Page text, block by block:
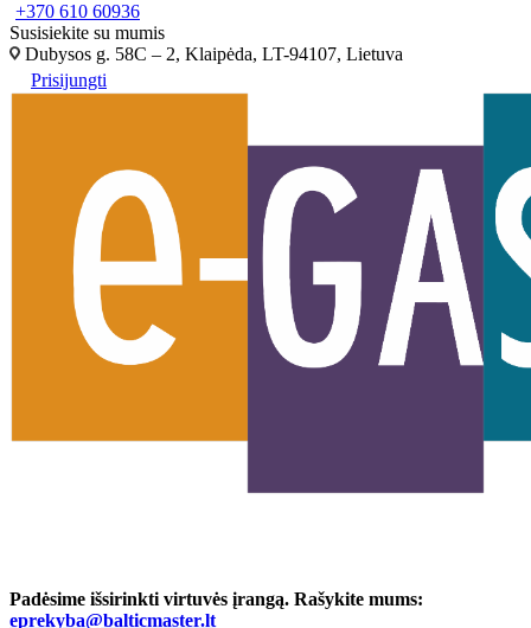
+370 610 60936
Susisiekite su mumis
Dubysos g. 58C – 2, Klaipėda, LT-94107, Lietuva
Prisijungti
Padėsime išsirinkti virtuvės įrangą. Rašykite mums:
eprekyba@balticmaster.lt